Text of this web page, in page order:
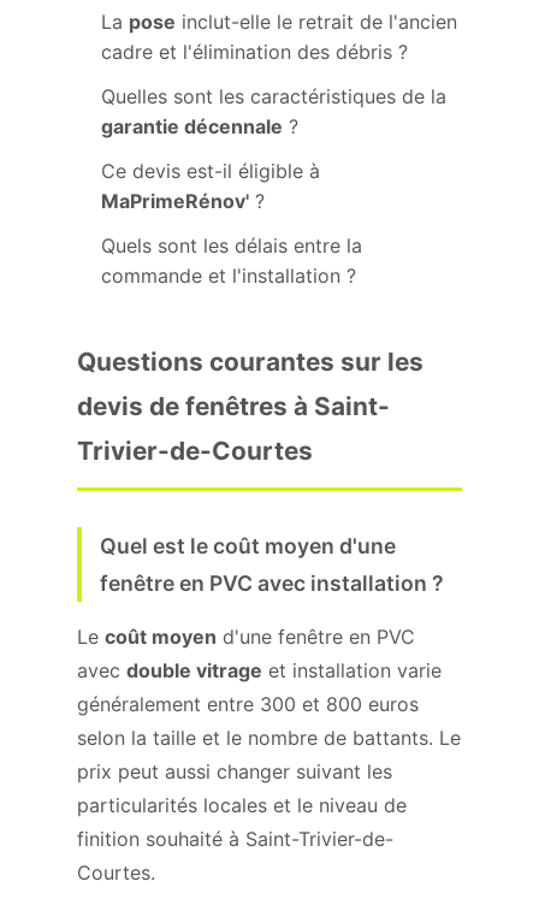
La pose inclut-elle le retrait de l'ancien
cadre et l'élimination des débris ?
Quelles sont les caractéristiques de la
garantie décennale ?
Ce devis est-il éligible à
MaPrimeRénov' ?
Quels sont les délais entre la
commande et l'installation ?
Questions courantes sur les
devis de fenêtres à Saint-
Trivier-de-Courtes
Quel est le coût moyen d'une
fenêtre en PVC avec installation ?
Le coût moyen d'une fenêtre en PVC
avec double vitrage et installation varie
généralement entre 300 et 800 euros
selon la taille et le nombre de battants. Le
prix peut aussi changer suivant les
particularités locales et le niveau de
finition souhaité à Saint-Trivier-de-
Courtes.